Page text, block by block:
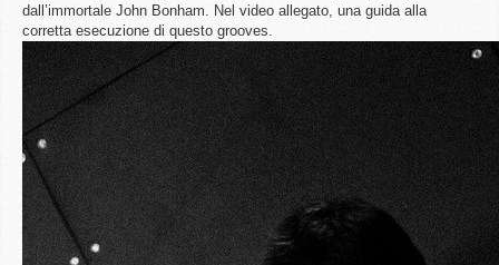
dall’immortale John Bonham. Nel video allegato, una guida alla
corretta esecuzione di questo grooves.